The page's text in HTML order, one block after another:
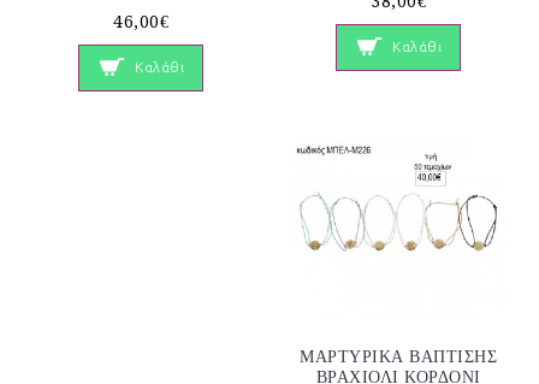
46,00€
Καλάθι
Καλάθι
ΜΑΡΤΥΡΙΚΑ ΒΑΠΤΙΣΗΣ
ΒΡΑΧΙΟΛΙ ΚΟΡΔΟΝΙ